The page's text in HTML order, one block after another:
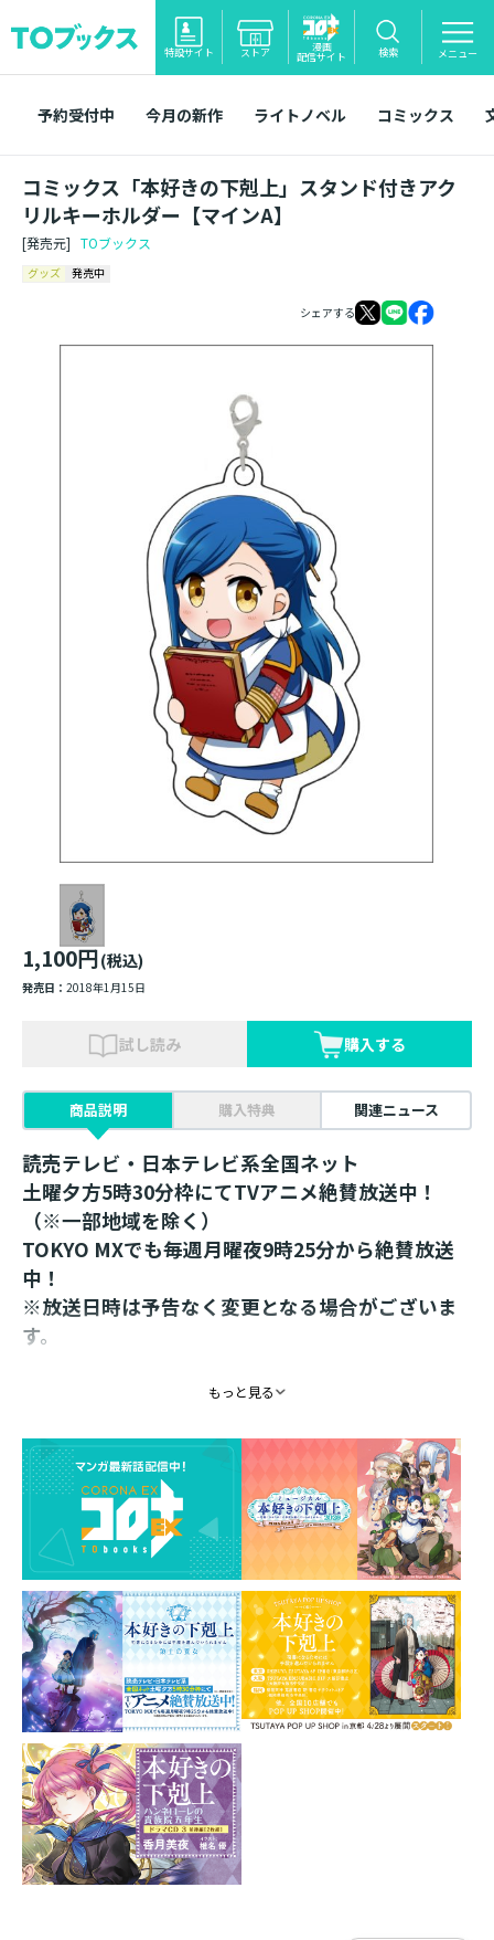
特設サイト ストア 漫画
配信サイト 検索 メニュー
予約受付中 今月の新作 ライトノベル コミックス
コミックス「本好きの下剋上」スタンド付きアク
リルキーホルダー【マインA】
[発売元] TOブックス
グッズ 発売中
シェアする
1,100円(税込)
発売日： 2018年1月15日
試し読み 購入する
商品説明 購入特典 関連ニュース
読売テレビ・日本テレビ系全国ネット
土曜夕方5時30分枠にてTVアニメ絶賛放送中！
（※一部地域を除く）
TOKYO MXでも毎週月曜夜9時25分から絶賛放送
中！
※放送日時は予告なく変更となる場合がございま
す。
ラたちがキーホルダーに（計５種）！
ニコニコ静画にて好評連載中のコミックス「本好きの下
剋上」。その漫画を担当している鈴華が描き下ろした、
ちびキャライラストのキーホルダーが誕生しました。ナ
スカンを取り外して、付属のスタンドを使えば机に飾っ
たりもできちゃうんです。計５種類のキャラクターを並
べて、第一部の下町時代を思い出しちゃおう！
香月美夜先生からのコメント下町の衣装で本を抱きしめ
たマイン。
本を手にした笑顔が可愛いキーホルダーです。
材質 ： アクリル系樹脂
サイズ ： 74mm×42mm（約）
仕様 ： 本体／スタンド／ナスカン
イラスト ： 鈴華
もっと見る